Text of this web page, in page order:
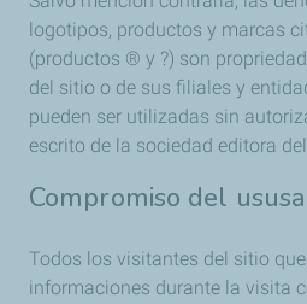
logotipos, productos y marcas
(productos ® y ?) son
del sitio o de sus filiales y
pueden ser utilizadas sin
escrito de la sociedad editora
Compromiso del
Todos los visitantes del sitio
informaciones durante la visita